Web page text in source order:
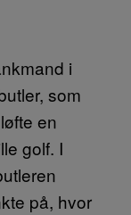
i
som
en
golf. I
på, hvor